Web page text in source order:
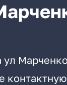
ул Марченко
контактную